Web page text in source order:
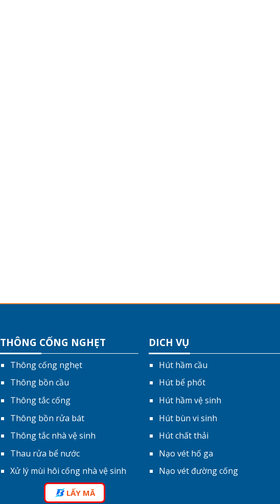
THÔNG CỐNG NGHẸT
Thông cống nghẹt
Thông bồn cầu
Thông tắc cống
Thông bồn rửa bát
Thông tắc nhà vệ sinh
Thau rửa bể nước
Xử lý mùi hôi cống nhà vệ sinh
LẤY MÃ
DICH VỤ
Hút hầm cầu
Hút bể phốt
Hút hầm vệ sinh
Hút bùn vi sinh
Hút chất thải
Nạo vét hố ga
Nạo vét đường cống